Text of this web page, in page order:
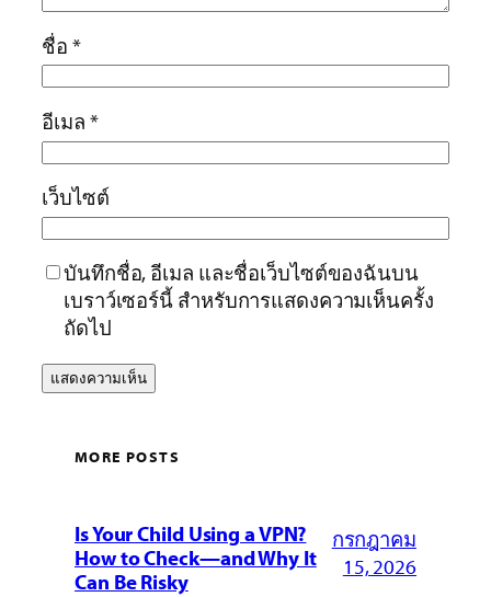
ชื่อ *
อีเมล *
เว็บไซต์
บันทึกชื่อ, อีเมล และชื่อเว็บไซต์ของฉันบน
เบราว์เซอร์นี้ สำหรับการแสดงความเห็นครั้ง
ถัดไป
MORE POSTS
Is Your Child Using a VPN?
How to Check—and Why It
Can Be Risky
กรกฎาคม
15, 2026